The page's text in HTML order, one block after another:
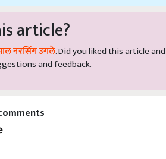
article?
नरसिंग उगले . Did you liked this article
and feedback.